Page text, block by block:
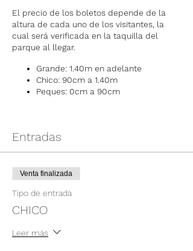
El precio de los boletos depende de la
altura de cada uno de los visitantes, la
cual será verificada en la taquilla del
parque al llegar.
Grande: 1.40m en adelante
Chico: 90cm a 1.40m
Peques: 0cm a 90cm
Entradas
Venta finalizada
Tipo de entrada
CHICO
Leer más